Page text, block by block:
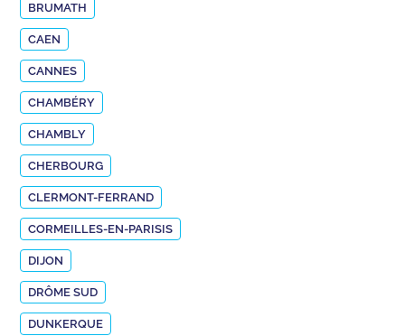
BRUMATH
CAEN
CANNES
CHAMBÉRY
CHAMBLY
CHERBOURG
CLERMONT-FERRAND
CORMEILLES-EN-PARISIS
DIJON
DRÔME SUD
DUNKERQUE